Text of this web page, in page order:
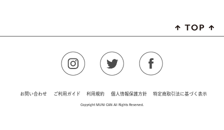
お問い合わせ ご利用ガイド 利用規約 個人情報保護方針 特定商取引法に基づく表示
Copyright MUNI CAN All Rights Reserved.